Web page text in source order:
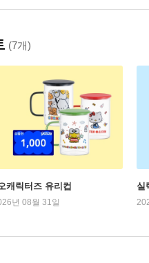
(7개)
캐릭터즈 유리컵
년 08월 31일
실